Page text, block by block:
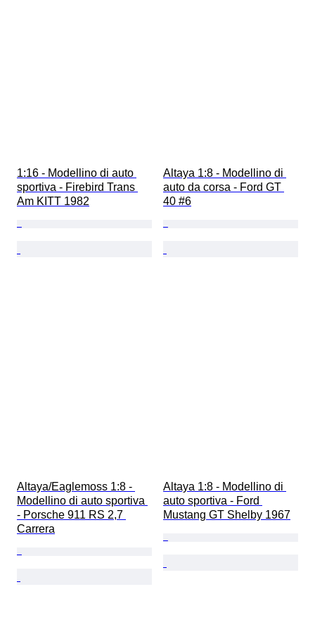
1:16 - Modellino di auto
sportiva - Firebird Trans
Am KITT 1982
Altaya 1:8 - Modellino di
auto da corsa - Ford GT
40 #6
Altaya/Eaglemoss 1:8 -
Modellino di auto sportiva
- Porsche 911 RS 2,7
Carrera
Altaya 1:8 - Modellino di
auto sportiva - Ford
Mustang GT Shelby 1967